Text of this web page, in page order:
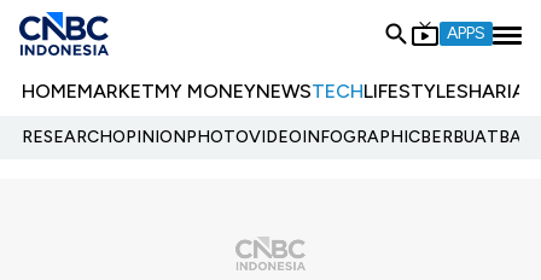
APPS
HOMEMARKETMY MONEYNEWSTECHLIFESTYLESHARIA
RESEARCHOPINIONPHOTOVIDEOINFOGRAPHIC